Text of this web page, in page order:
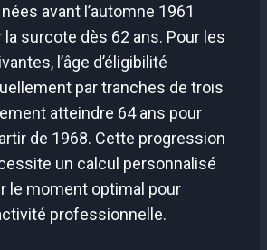
avant l’automne 1961
surcote dès 62 ans. Pour les
l’âge d’éligibilité
par tranches de trois
atteindre 64 ans pour
de 1968. Cette progression
un calcul personnalisé
le moment optimal pour
professionnelle.